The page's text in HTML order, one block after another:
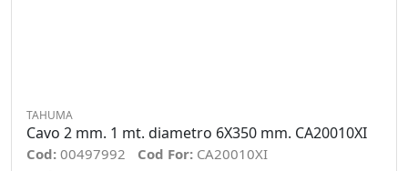
TAHUMA
Cavo 2 mm. 1 mt. diametro 6X350 mm. CA20010XI
Cod: 00497992 Cod For: CA20010XI